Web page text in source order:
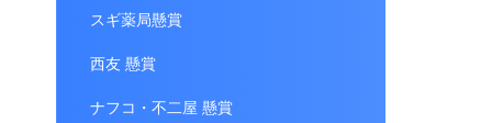
スギ薬局懸賞
西友 懸賞
ナフコ・不二屋 懸賞